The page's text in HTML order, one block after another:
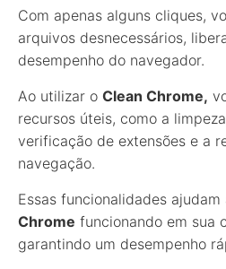
Com apenas alguns cliques,
arquivos desnecessários,
desempenho do navegador.
Ao utilizar o Clean Chrome,
recursos úteis, como a
verificação de extensões e a
navegação.
Essas funcionalidades
Chrome funcionando em sua
garantindo um desempenho